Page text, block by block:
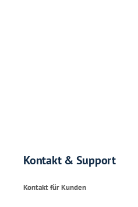
Kontakt & Support
Kontakt für Kunden